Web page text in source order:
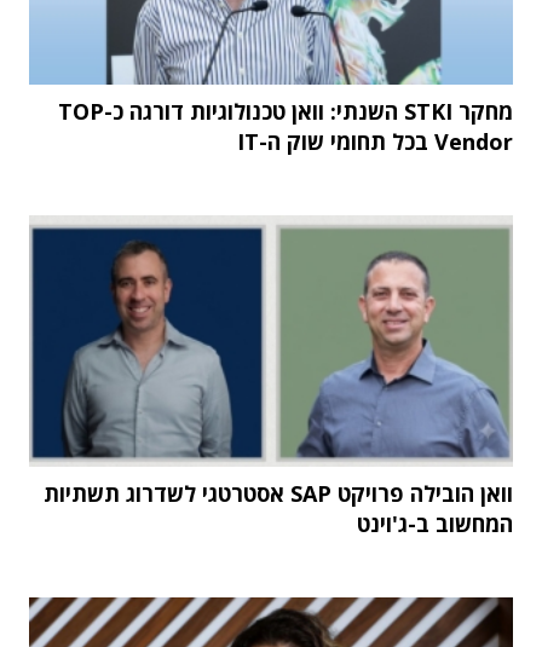
מחקר STKI השנתי: וואן טכנולוגיות דורגה כ-TOP
Vendor בכל תחומי שוק ה-IT
וואן הובילה פרויקט SAP אסטרטגי לשדרוג תשתיות
המחשוב ב-ג'וינט